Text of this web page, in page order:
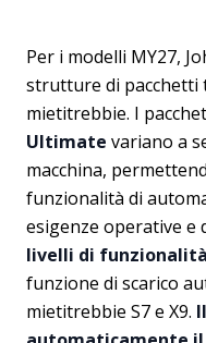
Per i modelli MY27,
strutture di pacchetti
mietitrebbie. I
Ultimate variano a
macchina,
funzionalità di
esigenze operative e
livelli di funzionalità
funzione di scarico
mietitrebbie S7 e X9.